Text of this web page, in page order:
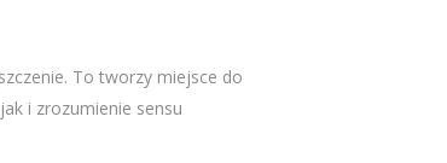
To tworzy miejsce do
i zrozumienie sensu